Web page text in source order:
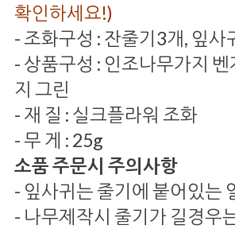
확인하세요!)
- 조화구성 : 잔줄기3개, 잎사
- 상품구성 : 인조나무가지
지 그린
- 재 질 : 실크플라워 조화
- 무 게 : 25g
소품 주문시 주의사항
- 잎사귀는 줄기에 붙어있는
- 나무제작시 줄기가 길경우